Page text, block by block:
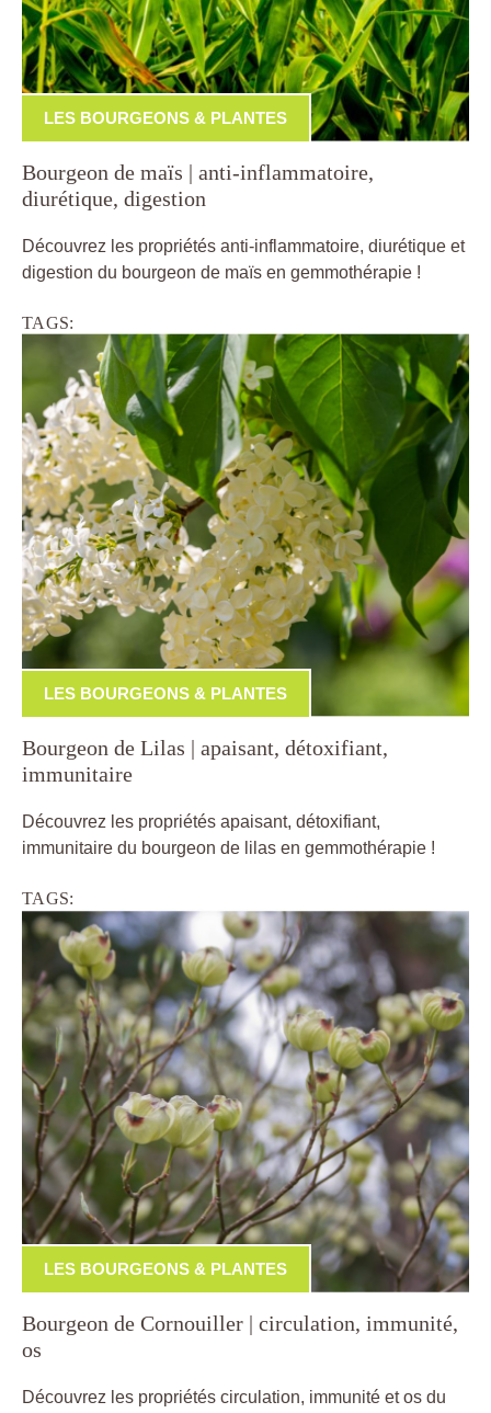
LES BOURGEONS & PLANTES
Bourgeon de maïs | anti-inflammatoire,
diurétique, digestion
Découvrez les propriétés anti-inflammatoire, diurétique et
digestion du bourgeon de maïs en gemmothérapie !
TAGS:
LES BOURGEONS & PLANTES
Bourgeon de Lilas | apaisant, détoxifiant,
immunitaire
Découvrez les propriétés apaisant, détoxifiant,
immunitaire du bourgeon de lilas en gemmothérapie !
TAGS:
LES BOURGEONS & PLANTES
Bourgeon de Cornouiller | circulation, immunité,
os
Découvrez les propriétés circulation, immunité et os du